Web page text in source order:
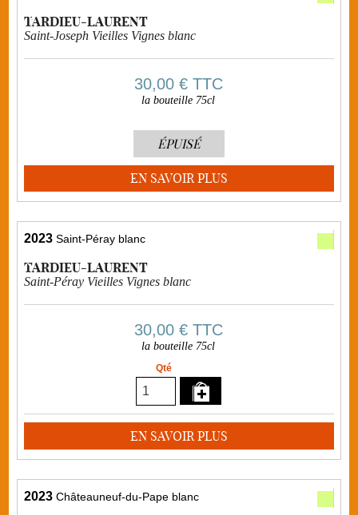
TARDIEU-LAURENT
Saint-Joseph Vieilles Vignes blanc
30,00 €TTC
la bouteille 75cl
ÉPUISÉ
EN SAVOIR PLUS
2023 Saint-Péray blanc
TARDIEU-LAURENT
Saint-Péray Vieilles Vignes blanc
30,00 €TTC
la bouteille 75cl
Qté
EN SAVOIR PLUS
2023 Châteauneuf-du-Pape blanc